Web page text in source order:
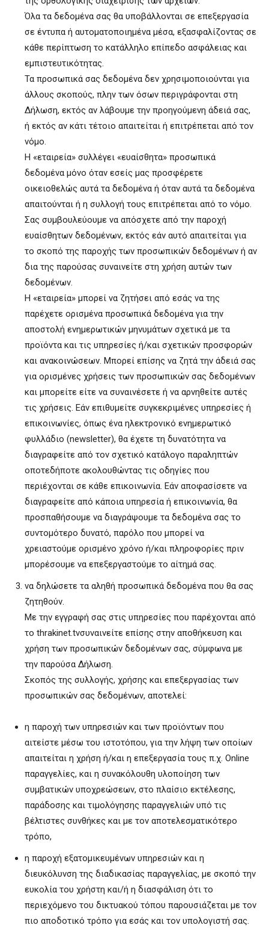
Όλα τα δεδομένα σας θα υποβάλλονται σε επεξεργασία
σε έντυπα ή αυτοματοποιημένα μέσα, εξασφαλίζοντας σε
κάθε περίπτωση το κατάλληλο επίπεδο ασφάλειας και
εμπιστευτικότητας.
Τα προσωπικά σας δεδομένα δεν χρησιμοποιούνται για
άλλους σκοπούς, πλην των όσων περιγράφονται στη
Δήλωση, εκτός αν λάβουμε την προηγούμενη άδειά σας,
ή εκτός αν κάτι τέτοιο απαιτείται ή επιτρέπεται από τον
νόμο.
Η «εταιρεία» συλλέγει «ευαίσθητα» προσωπικά
δεδομένα μόνο όταν εσείς μας προσφέρετε
οικειοθελώς αυτά τα δεδομένα ή όταν αυτά τα δεδομένα
απαιτούνται ή η συλλογή τους επιτρέπεται από το νόμο.
Σας συμβουλεύουμε να απόσχετε από την παροχή
ευαίσθητων δεδομένων, εκτός εάν αυτό απαιτείται για
το σκοπό της παροχής των προσωπικών δεδομένων ή αν
δια της παρούσας συναινείτε στη χρήση αυτών των
δεδομένων.
Η «εταιρεία» μπορεί να ζητήσει από εσάς να της
παρέχετε ορισμένα προσωπικά δεδομένα για την
αποστολή ενημερωτικών μηνυμάτων σχετικά με τα
προϊόντα και τις υπηρεσίες ή/και σχετικών προσφορών
και ανακοινώσεων. Μπορεί επίσης να ζητά την άδειά σας
για ορισμένες χρήσεις των προσωπικών σας δεδομένων
και μπορείτε είτε να συναινέσετε ή να αρνηθείτε αυτές
τις χρήσεις. Εάν επιθυμείτε συγκεκριμένες υπηρεσίες ή
επικοινωνίες, όπως ένα ηλεκτρονικό ενημερωτικό
φυλλάδιο (newsletter), θα έχετε τη δυνατότητα να
διαγραφείτε από τον σχετικό κατάλογο παραληπτών
οποτεδήποτε ακολουθώντας τις οδηγίες που
περιέχονται σε κάθε επικοινωνία. Εάν αποφασίσετε να
διαγραφείτε από κάποια υπηρεσία ή επικοινωνία, θα
προσπαθήσουμε να διαγράψουμε τα δεδομένα σας το
συντομότερο δυνατό, παρόλο που μπορεί να
χρειαστούμε ορισμένο χρόνο ή/και πληροφορίες πριν
μπορέσουμε να επεξεργαστούμε το αίτημά σας.
να δηλώσετε τα αληθή προσωπικά δεδομένα που θα σας
ζητηθούν.
Με την εγγραφή σας στις υπηρεσίες που παρέχονται από
το thrakinet.tvσυναινείτε επίσης στην αποθήκευση και
χρήση των προσωπικών δεδομένων σας, σύμφωνα με
την παρούσα Δήλωση.
Σκοπός της συλλογής, χρήσης και επεξεργασίας των
προσωπικών σας δεδομένων, αποτελεί:
η παροχή των υπηρεσιών και των προϊόντων που
αιτείστε μέσω του ιστοτόπου, για την λήψη των οποίων
απαιτείται η χρήση ή/και η επεξεργασία τους π.χ. Online
παραγγελίες, και η συνακόλουθη υλοποίηση των
συμβατικών υποχρεώσεων, στο πλαίσιο εκτέλεσης,
παράδοσης και τιμολόγησης παραγγελιών υπό τις
βέλτιστες συνθήκες και με τον αποτελεσματικότερο
τρόπο,
η παροχή εξατομικευμένων υπηρεσιών και η
διευκόλυνση της διαδικασίας παραγγελίας, με σκοπό την
ευκολία του χρήστη και/ή η διασφάλιση ότι το
περιεχόμενο του δικτυακού τόπου παρουσιάζεται με τον
πιο αποδοτικό τρόπο για εσάς και τον υπολογιστή σας.